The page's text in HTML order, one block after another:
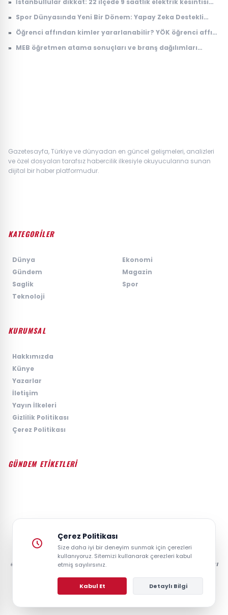
» Spor Dünyasında Yeni Bir Dönem: Yapay Zeka Destekli
» Öğrenci affından kimler yararlanabilir? YÖK öğrenci affı
» MEB öğretmen atama sonuçları ve branş dağılımları
Gazetesayfa, Türkiye ve dünyadan en güncel gelişmeleri, analizleri
ve özel dosyaları tarafsız habercilik ilkesiyle okuyucularına sunan
dijital bir haber platformudur.
KATEGORİLER
Dünya
Ekonomi
Gündem
Magazin
Saglik
Spor
Teknoloji
KURUMSAL
Hakkımızda
Künye
Yazarlar
İletişim
Yayın İlkeleri
Gizlilik Politikası
Çerez Politikası
GÜNDEM ETİKETLERİ
© 2026 GAZETESAYFA | TÜRKIYE VE DÜNYANIN GÜNCEL HABER POSTASI
Çerez Politikası
Size daha iyi bir deneyim sunmak için çerezleri
kullanıyoruz. Sitemizi kullanarak çerezleri kabul
etmiş sayılırsınız.
Kabul Et Detaylı Bilgi